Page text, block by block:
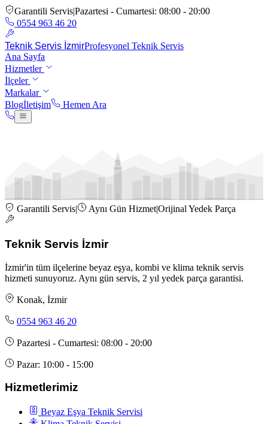
Garantili Servis|Pazartesi - Cumartesi: 08:00 - 20:00
0554 963 46 20
Teknik Servis İzmirProfesyonel Teknik Servis
Ana Sayfa
Hizmetler
İlçeler
Markalar
Blogİletişim Hemen Ara
Garantili Servis| Aynı Gün Hizmet|Orijinal Yedek Parça
Teknik Servis İzmir
İzmir'in tüm ilçelerine beyaz eşya, kombi ve klima teknik servis
hizmeti sunuyoruz. Aynı gün servis, 2 yıl yedek parça garantisi.
Konak, İzmir
0554 963 46 20
Pazartesi - Cumartesi: 08:00 - 20:00
Pazar: 10:00 - 15:00
Hizmetlerimiz
Beyaz Eşya Teknik Servisi